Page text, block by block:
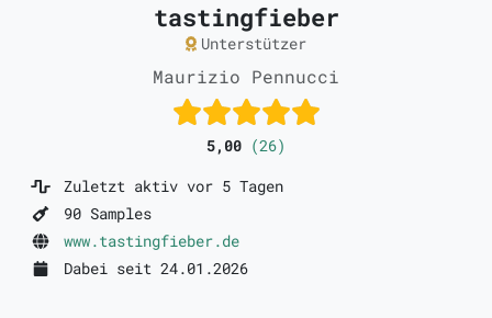
tastingfieber
Unterstützer
Maurizio Pennucci
5,00 (26)
Zuletzt aktiv vor 5 Tagen
90 Samples
www.tastingfieber.de
Dabei seit 24.01.2026